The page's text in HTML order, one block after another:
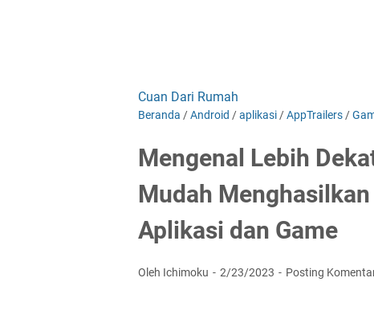
Cuan Dari Rumah
Beranda /Android /aplikasi /AppTrailers /
Mengenal Lebih
Mudah
Aplikasi dan Game
Oleh Ichimoku 2/23/2023 Posting